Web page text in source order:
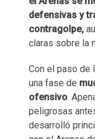
defensivas y
contragolpe,
claras sobre la
Con el paso de
una fase de
ofensivo.
peligrosas
desarrolló